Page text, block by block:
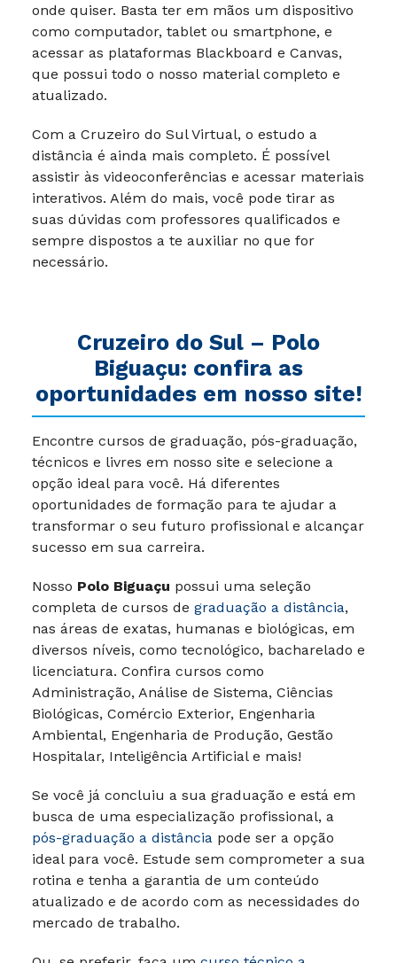
onde quiser. Basta ter em mãos um dispositivo
como computador, tablet ou smartphone, e
acessar as plataformas Blackboard e Canvas,
que possui todo o nosso material completo e
atualizado.
Com a Cruzeiro do Sul Virtual, o estudo a
distância é ainda mais completo. É possível
assistir às videoconferências e acessar materiais
interativos. Além do mais, você pode tirar as
suas dúvidas com professores qualificados e
sempre dispostos a te auxiliar no que for
necessário.
Cruzeiro do Sul – Polo
Biguaçu: confira as
oportunidades em nosso site!
Encontre cursos de graduação, pós-graduação,
técnicos e livres em nosso site e selecione a
opção ideal para você. Há diferentes
oportunidades de formação para te ajudar a
transformar o seu futuro profissional e alcançar
sucesso em sua carreira.
Nosso Polo Biguaçu possui uma seleção
completa de cursos de graduação a distância,
nas áreas de exatas, humanas e biológicas, em
diversos níveis, como tecnológico, bacharelado e
licenciatura. Confira cursos como
Administração, Análise de Sistema, Ciências
Biológicas, Comércio Exterior, Engenharia
Ambiental, Engenharia de Produção, Gestão
Hospitalar, Inteligência Artificial e mais!
Se você já concluiu a sua graduação e está em
busca de uma especialização profissional, a
pós-graduação a distância pode ser a opção
ideal para você. Estude sem comprometer a sua
rotina e tenha a garantia de um conteúdo
atualizado e de acordo com as necessidades do
mercado de trabalho.